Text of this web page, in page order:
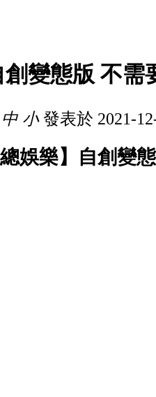
創變態版 不
中 小發表於 2021-
總娛樂】自創